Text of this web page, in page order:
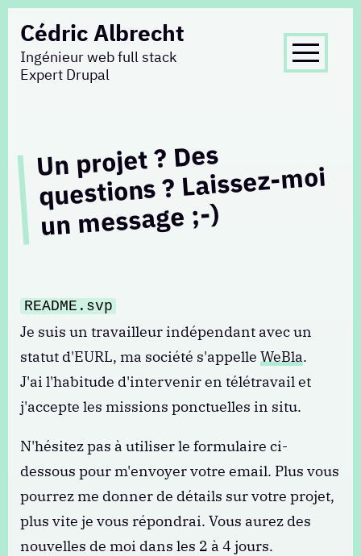
Aller
au
contenu
Cédric Albrecht
Ingénieur web full stack
Expert Drupal
Un projet ? Des
questions ? Laissez-
moi
un
message ;-)
README.svp
Je suis un travailleur indépendant avec un
statut d'EURL, ma société s'appelle WeBla.
J'ai l'habitude d'intervenir en télétravail et
j'accepte les missions ponctuelles in situ.
N'hésitez pas à utiliser le formulaire ci-
dessous pour m'envoyer votre email. Plus vous
pourrez me donner de détails sur votre projet,
plus vite je vous répondrai. Vous aurez des
nouvelles de moi dans les 2 à 4 jours.